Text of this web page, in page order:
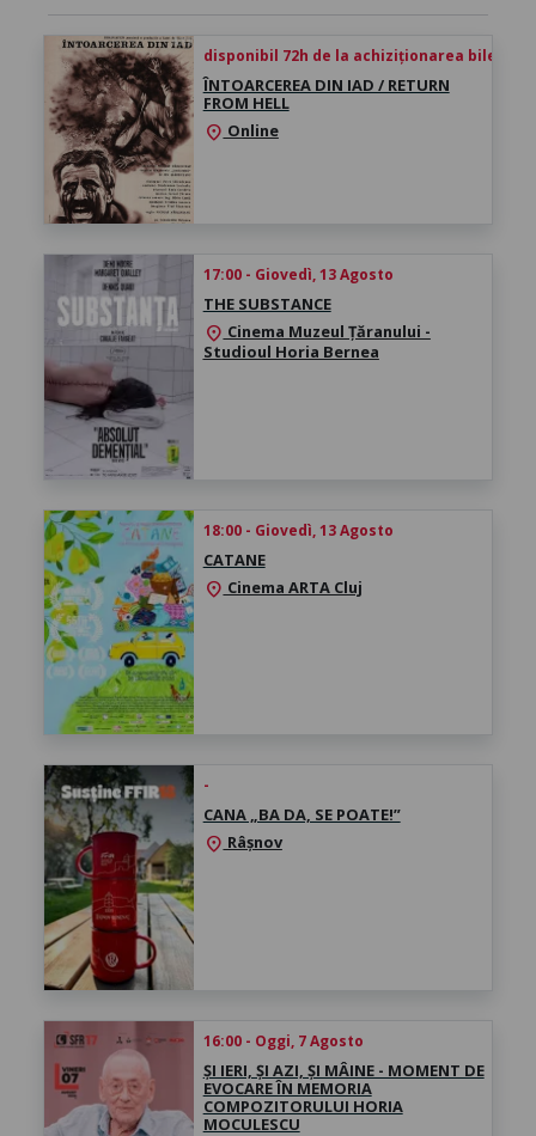
disponibil 72h de la achiziționarea biletului
ÎNTOARCEREA DIN IAD / RETURN
FROM HELL
location_on Online
17:00 - Giovedì, 13 Agosto
THE SUBSTANCE
location_on Cinema Muzeul Țăranului -
Studioul Horia Bernea
18:00 - Giovedì, 13 Agosto
CATANE
location_on Cinema ARTA Cluj
-
CANA „BA DA, SE POATE!”
location_on Râșnov
16:00 - Oggi, 7 Agosto
ȘI IERI, ȘI AZI, ȘI MÂINE - MOMENT DE
EVOCARE ÎN MEMORIA
COMPOZITORULUI HORIA
MOCULESCU